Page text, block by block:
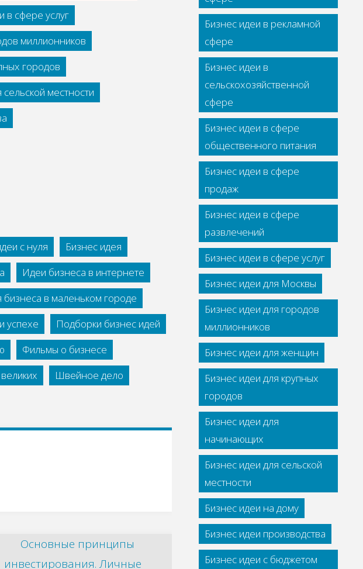
в сфере услуг
миллионников
городов
местности
с нуля
Бизнес идея
Идеи бизнеса в интернете
бизнеса в маленьком городе
успехе
Подборки бизнес идей
Фильмы о бизнесе
Швейное дело
Бизнес идеи в рекламной
сфере
Бизнес идеи в
сельскохозяйственной
сфере
Бизнес идеи в сфере
общественного питания
Бизнес идеи в сфере
продаж
Бизнес идеи в сфере
развлечений
Бизнес идеи в сфере услуг
Бизнес идеи для Москвы
Бизнес идеи для городов
миллионников
Бизнес идеи для женщин
Бизнес идеи для крупных
городов
Бизнес идеи для
начинающих
Бизнес идеи для сельской
местности
Бизнес идеи на дому
Бизнес идеи производства
Бизнес идеи с бюджетом